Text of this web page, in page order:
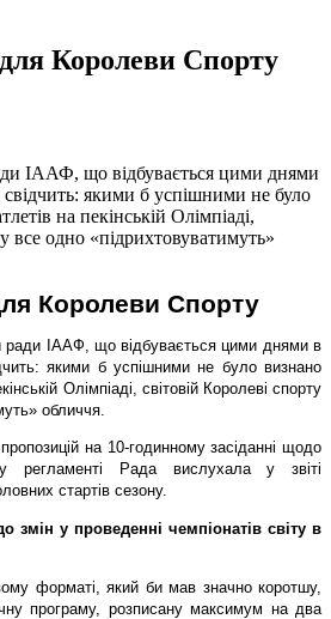
Королеви Спорту
ІААФ, що відбувається цими днями
якими б успішними не було
на пекінській Олімпіаді,
все одно «підрихтовуватимуть»
Королеви Спорту
ради ІААФ, що відбувається цими днями в
якими б успішними не було визнано
Олімпіаді, світовій Королеві спорту
обличчя.
на 10-годинному засіданні щодо
регламенті Рада вислухала у звіті
стартів сезону.
змін у проведенні чемпіонатів світу в
форматі, який би мав значно коротшу,
програму, розписану максимум на два